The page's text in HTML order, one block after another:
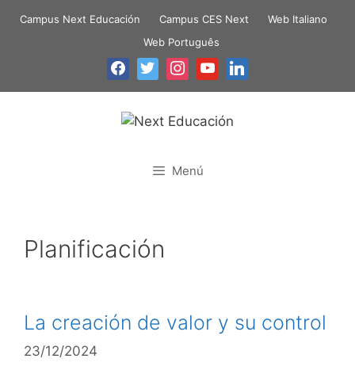
Campus Next Educación Campus CES Next
Web Italiano
Web Português
Menú
Planificación
La creación de valor y su control
23/12/2024